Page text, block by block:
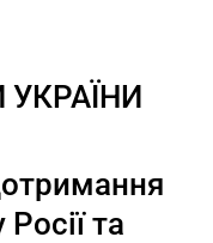
УКРАЇНИ
та